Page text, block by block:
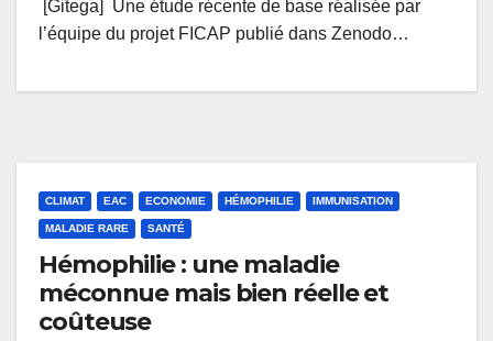
[Gitega] Une étude récente de base réalisée par
l’équipe du projet FICAP publié dans Zenodo…
CLIMAT EAC ECONOMIE HÉMOPHILIE IMMUNISATION
MALADIE RARE SANTÉ
Hémophilie : une maladie
méconnue mais bien réelle et
coûteuse